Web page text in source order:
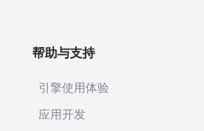
帮助与支持
引擎使用体验
应用开发